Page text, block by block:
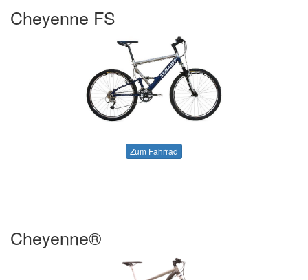
Cheyenne FS
Zum Fahrrad
Cheyenne®